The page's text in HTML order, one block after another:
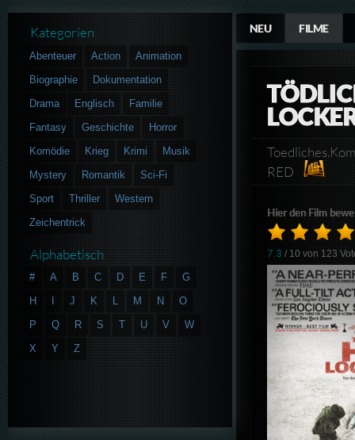
NEU FILME
RED
Hier den Film
7.3 / 10 von 123
Kategorien
Abenteuer Action
Animation
Biographie
Dokumentation
Drama
Englisch
Familie
Fantasy
Geschichte
Horror
Komödie
Krieg Krimi
Musik
Mystery
Romantik
Sci-Fi
Sport
Thriller
Western
Zeichentrick
Alphabetisch
# A B C D E F
G
H
J K L M N
O
P
Q R S T U V
W
X
Y Z